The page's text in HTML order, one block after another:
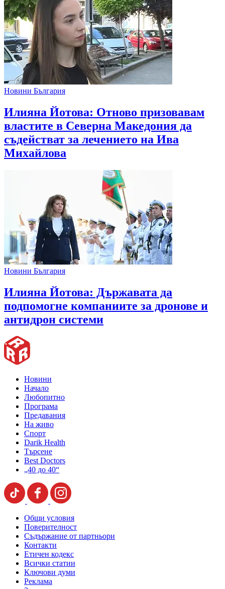
Новини България
Илияна Йотова: Отново призовавам
властите в Северна Македония да
съдействат за лечението на Ива
Михайлова
Новини България
Илияна Йотова: Държавата да
подпомогне компаниите за дронове и
антидрон системи
Новини
Начало
Любопитно
Програма
Предавания
На живо
Спорт
Darik Health
Търсене
Best Doctors
„40 до 40“
Общи условия
Поверителност
Съдържание от партньори
Контакти
Етичен кодекс
Всички статии
Ключови думи
Реклама